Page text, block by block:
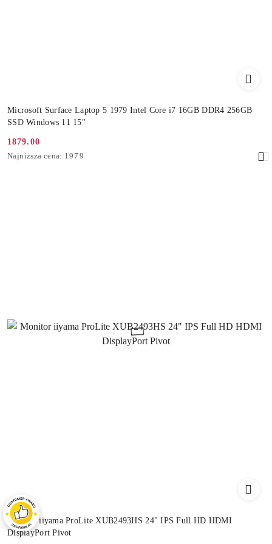
Microsoft Surface Laptop 5 1979 Intel Core i7 16GB DDR4 256GB
SSD Windows 11 15"
Cena
promocyjna:
1879.00
Najniższa
Najniższa cena: 1979
Monitor iiyama ProLite XUB2493HS 24" IPS Full HD HDMI
DisplayPort Pivot